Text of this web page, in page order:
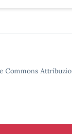
Commons